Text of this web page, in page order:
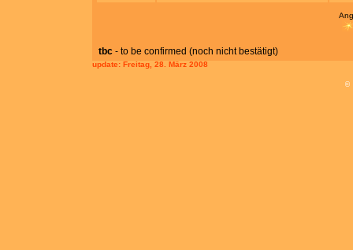
tbc - to be confirmed (noch nicht bestätigt)
update: Freitag, 28. März 2008
©